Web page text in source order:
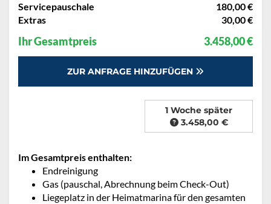
Servicepauschale
180,00 €
Extras
30,00 €
Ihr Gesamtpreis 3.458,00 €
ZUR ANFRAGE HINZUFÜGEN
1 Woche später
3.458,00 €
Im Gesamtpreis enthalten:
Endreinigung
Gas (pauschal, Abrechnung beim Check-Out)
Liegeplatz in der Heimatmarina für den gesamten